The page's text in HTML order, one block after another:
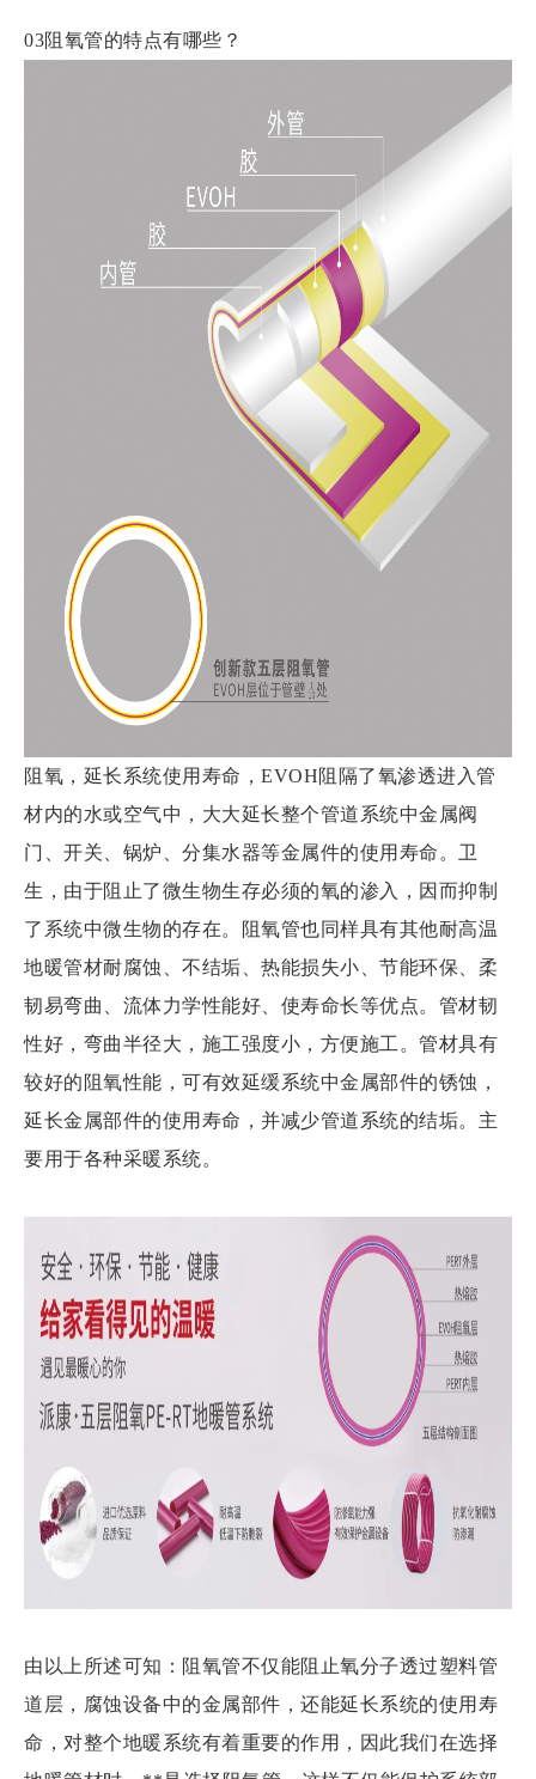
03阻氧管的特点有哪些？
阻氧，延长系统使用寿命，EVOH阻隔了氧渗透进入管
材内的水或空气中，大大延长整个管道系统中金属阀
门、开关、锅炉、分集水器等金属件的使用寿命。卫
生，由于阻止了微生物生存必须的氧的渗入，因而抑制
了系统中微生物的存在。阻氧管也同样具有其他耐高温
地暖管材耐腐蚀、不结垢、热能损失小、节能环保、柔
韧易弯曲、流体力学性能好、使寿命长等优点。管材韧
性好，弯曲半径大，施工强度小，方便施工。管材具有
较好的阻氧性能，可有效延缓系统中金属部件的锈蚀，
延长金属部件的使用寿命，并减少管道系统的结垢。主
要用于各种采暖系统。
由以上所述可知：阻氧管不仅能阻止氧分子透过塑料管
道层，腐蚀设备中的金属部件，还能延长系统的使用寿
命，对整个地暖系统有着重要的作用，因此我们在选择